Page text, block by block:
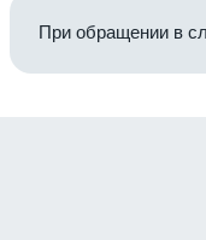
При обращении в